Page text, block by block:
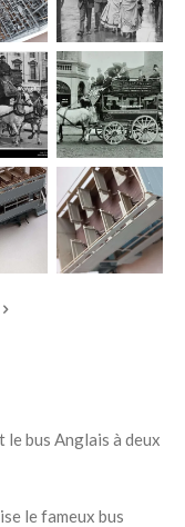
le bus Anglais à deux
le fameux bus